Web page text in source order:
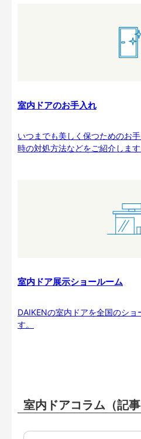
室内ドアのお手入れ
いつまでも美しく保つためのお
時の対処方法などをご紹介します
室内ドア展示ショールーム
DAIKENの室内ドアを全国のショ
す。
室内ドアコラム（記事